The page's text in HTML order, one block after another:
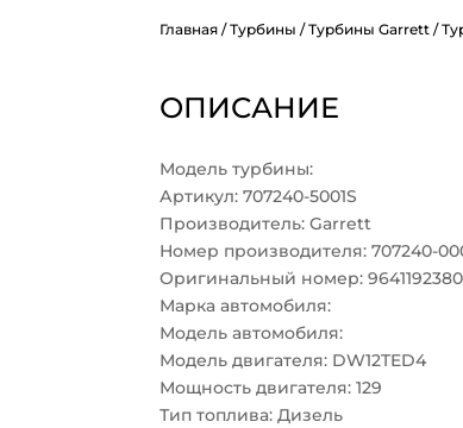
Главная /Турбины /Турбины Garrett /
ОПИСАНИЕ
Модель турбины:
Артикул: 707240-5001S
Производитель: Garrett
Номер производителя: 707240-
Оригинальный номер: 9641192380
Марка автомобиля:
Модель автомобиля:
Модель двигателя: DW12TED4
Мощность двигателя: 129
Тип топлива: Дизель